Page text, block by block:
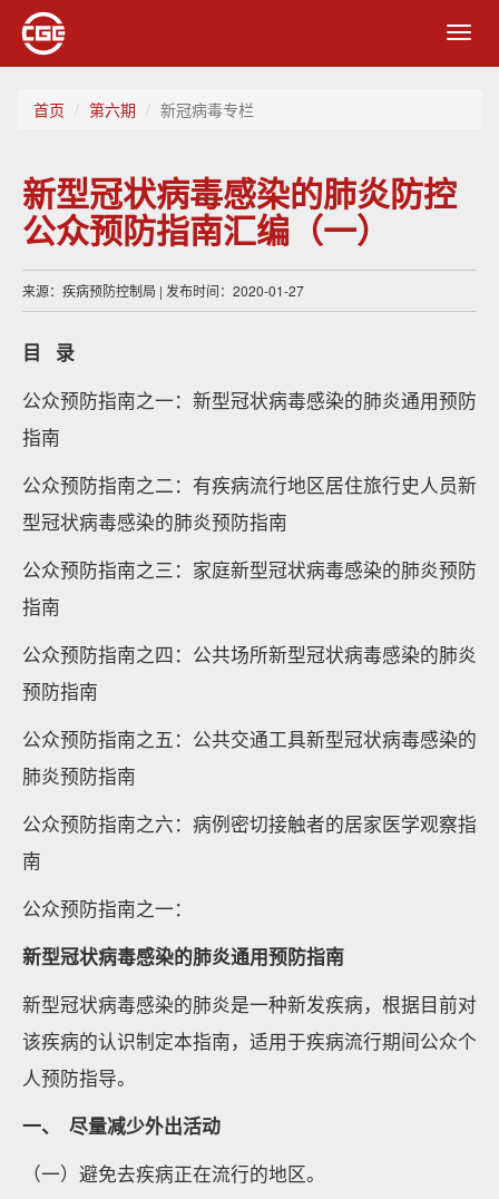
首页 第六期 新冠病毒专栏
新型冠状病毒感染的肺炎防控
公众预防指南汇编（一）
来源：疾病预防控制局 | 发布时间：2020-01-27
目
录
公众预防指南之一：新型冠状病毒感染的肺炎通用预防
指南
公众预防指南之二：有疾病流行地区居住旅行史人员新
型冠状病毒感染的肺炎预防指南
公众预防指南之三：家庭新型冠状病毒感染的肺炎预防
指南
公众预防指南之四：公共场所新型冠状病毒感染的肺炎
预防指南
公众预防指南之五：公共交通工具新型冠状病毒感染的
肺炎预防指南
公众预防指南之六：病例密切接触者的居家医学观察指
南
公众预防指南之一：
新型冠状病毒感染的肺炎通用预防指南
新型冠状病毒感染的肺炎是一种新发疾病，根据目前对
该疾病的认识制定本指南，适用于疾病流行期间公众个
人预防指导。
一、
尽量减少外出活动
（一）避免去疾病正在流行的地区。